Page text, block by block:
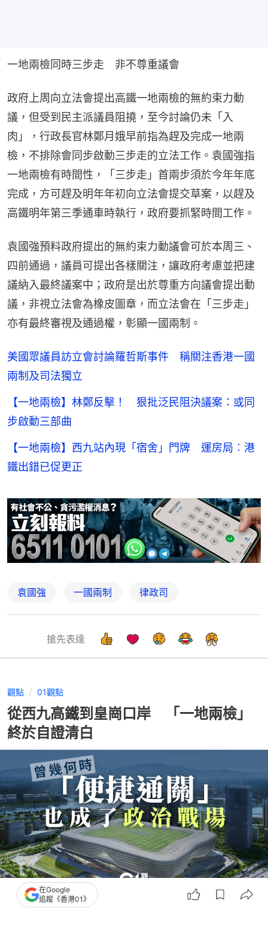
一地兩檢同時三步走　非不尊重議會
政府上周向立法會提出高鐵一地兩檢的無約束力動
議，但受到民主派議員阻撓，至今討論仍未「入
肉」，行政長官林鄭月娥早前指為趕及完成一地兩
檢，不排除會同步啟動三步走的立法工作。袁國強指
一地兩檢有時間性，「三步走」首兩步須於今年年底
完成，方可趕及明年年初向立法會提交草案，以趕及
高鐵明年第三季通車時執行，政府要抓緊時間工作。
袁國強預料政府提出的無約束力動議會可於本周三、
四前通過，議員可提出各樣關注，讓政府考慮並把建
議納入最終議案中；政府是出於尊重方向議會提出動
議，非視立法會為橡皮圖章，而立法會在「三步走」
亦有最終審視及通過權，彰顯一國兩制。
美國眾議員訪立會討論羅哲斯事件 稱關注香港一國
兩制及司法獨立
【一地兩檢】林鄭反擊！ 狠批泛民阻決議案：或同
步啟動三部曲
【一地兩檢】西九站內現「宿舍」門牌 運房局︰港
鐵出錯已促更正
袁國強 一國兩制 律政司
搶先表達
觀點 01觀點
從西九高鐵到皇崗口岸 「一地兩檢」
終於自證清白
撰文：01主筆室
在Google
追蹤《香港01》